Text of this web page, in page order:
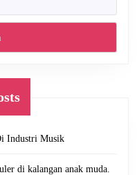
Industri Musik
di kalangan anak muda.